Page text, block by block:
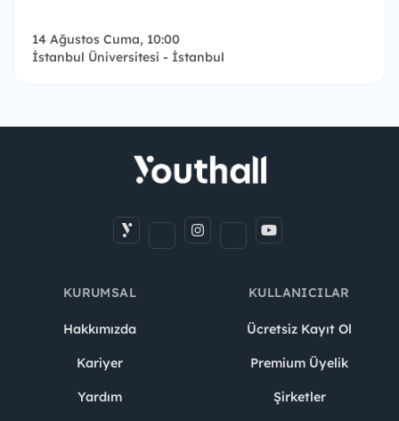
14 Ağustos Cuma, 10:00
İstanbul Üniversitesi - İstanbul
KURUMSAL
Hakkımızda
Kariyer
Yardım
KULLANICILAR
Ücretsiz Kayıt Ol
Premium Üyelik
Şirketler